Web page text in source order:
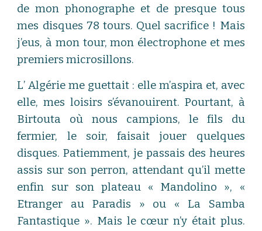
de mon phonographe et de presque tous
mes disques 78 tours. Quel sacrifice ! Mais
j’eus, à mon tour, mon électrophone et mes
premiers microsillons.
L’ Algérie me guettait : elle m’aspira et, avec
elle, mes loisirs s’évanouirent. Pourtant, à
Birtouta où nous campions, le fils du
fermier, le soir, faisait jouer quelques
disques. Patiemment, je passais des heures
assis sur son perron, attendant qu’il mette
enfin sur son plateau « Mandolino », «
Etranger au Paradis » ou « La Samba
Fantastique ». Mais le cœur n’y était plus.